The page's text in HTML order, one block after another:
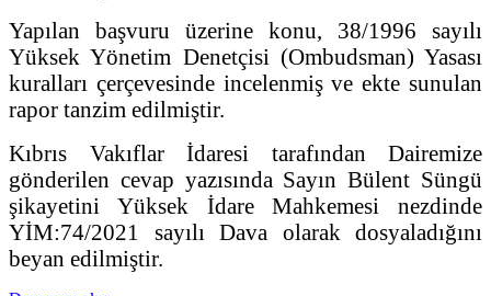
Yapılan başvuru üzerine konu, 38/1996 sayılı
Yüksek Yönetim Denetçisi (Ombudsman) Yasası
kuralları çerçevesinde incelenmiş ve ekte sunulan
rapor tanzim edilmiştir.
Kıbrıs Vakıflar İdaresi tarafından Dairemize
gönderilen cevap yazısında Sayın Bülent Süngü
şikayetini Yüksek İdare Mahkemesi nezdinde
YİM:74/2021 sayılı Dava olarak dosyaladığını
beyan edilmiştir.